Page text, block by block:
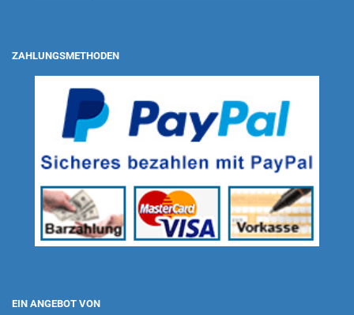
ZAHLUNGSMETHODEN
EIN ANGEBOT VON